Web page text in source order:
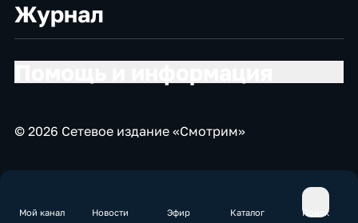
Мой канал Новости Эфир Каталог Поиск
Журнал
© 2026 Сетевое издание «Смотрим»